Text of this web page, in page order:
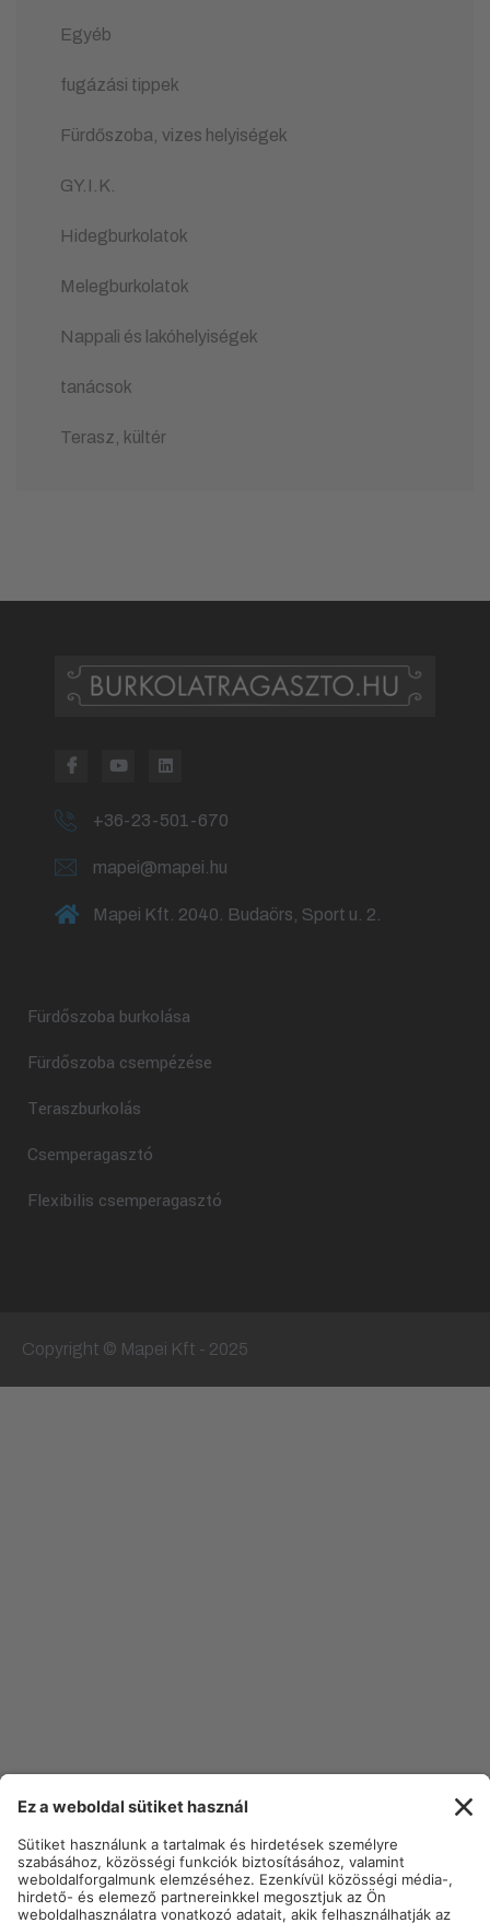
Egyéb
fugázási tippek
Fürdőszoba, vizes helyiségek
GY.I.K.
Hidegburkolatok
Melegburkolatok
Nappali és lakóhelyiségek
tanácsok
Terasz, kültér
+36-23-501-670
mapei@mapei.hu
Mapei Kft. 2040. Budaörs, Sport u. 2.
Fürdőszoba burkolása
Fürdőszoba csempézése
Teraszburkolás
Csemperagasztó
Flexibilis csemperagasztó
Copyright © Mapei Kft - 2025